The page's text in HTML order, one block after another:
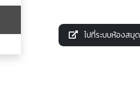
ไปที่ระบบห้องสมุด